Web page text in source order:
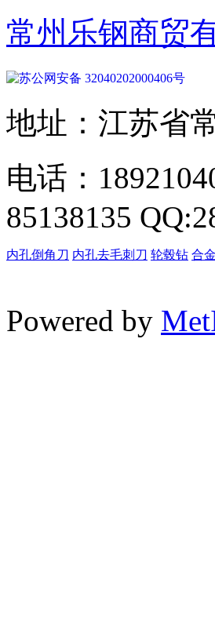
常州乐钢商贸
苏公网安备 32040202000406号
地址：江苏省
电话：
85138135
内孔倒角刀 内孔去毛刺刀 轮毂钻 合
Powered by